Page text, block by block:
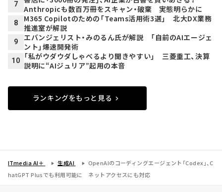
7
Anthropicも数百万冊をスキャン・破棄 実態明らかに
8
M365 Copilotのための「Teams活用術3選」 北大DX業務
推進室が解説
9
エバンジェリスト・みのるん氏が解説 「自前のAIエージェ
ント」爆速開発術
10
「私がウダウダしゃべるより聞きやすい」 三菱重工、決算
説明に“AIジュリア”起用の本音
ランキングをもっと見る
ITmedia AI＋ 生成AI
OpenAIのコーディングエージェント「Codex」、C
hatGPT Plusでも利用可能に ネットアクセスにも対応